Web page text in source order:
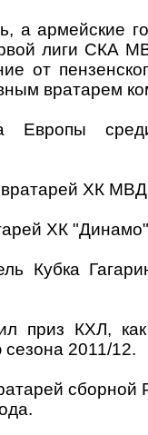
а армейские
лиги СКА
от
вратарем
Европы
вратарей ХК
ХК
Кубка
приз КХЛ,
2011/12.
сборной